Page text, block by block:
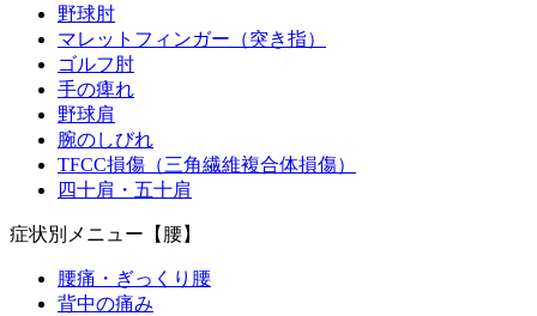
野球肘
マレットフィンガー（突き指）
ゴルフ肘
手の痺れ
野球肩
腕のしびれ
TFCC損傷（三角繊維複合体損傷）
四十肩・五十肩
症状別メニュー【腰】
腰痛・ぎっくり腰
背中の痛み